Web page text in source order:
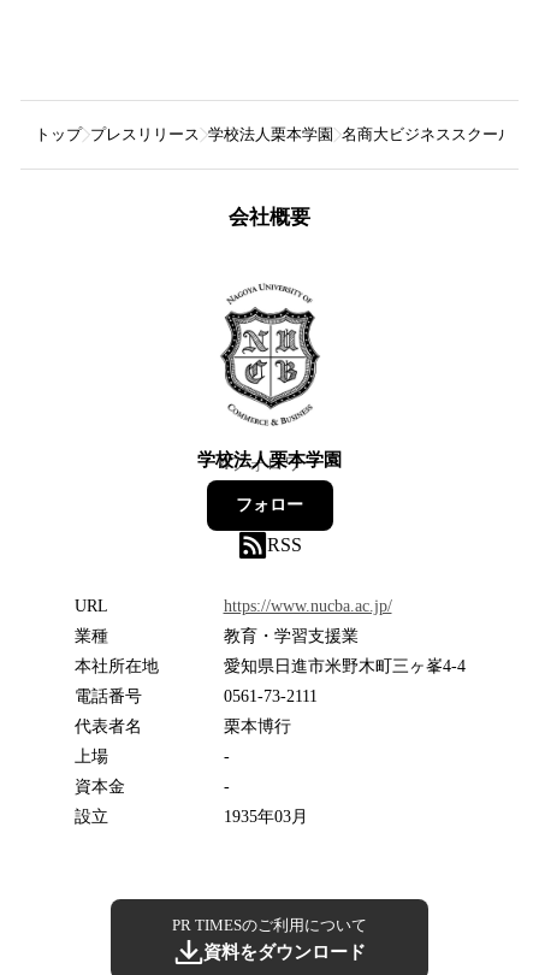
トップ プレスリリース 学校法人栗本学園 名商大ビジネススクール、
会社概要
学校法人栗本学園
4フォロワー
フォロー
RSS
URL
https://www.nucba.ac.jp/
業種
教育・学習支援業
本社所在地
愛知県日進市米野木町三ヶ峯4-4
電話番号
0561-73-2111
代表者名
栗本博行
上場
-
資本金
-
設立
1935年03月
PR TIMESのご利用について
資料をダウンロード